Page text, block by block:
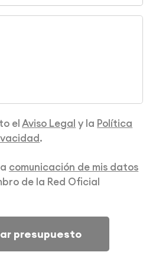
elAviso Legal y la Política
.
comunicación de mis datos
de la Red Oficial
presupuesto